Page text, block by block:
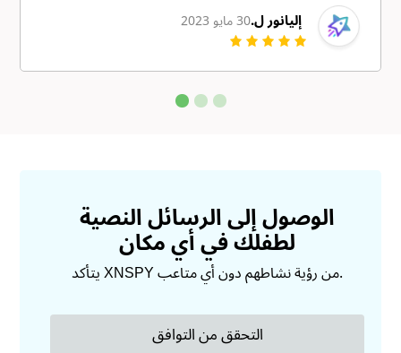
إليانور ل.30 مايو 2023
الوصول إلى الرسائل النصية
لطفلك في أي مكان
يتأكد XNSPY من رؤية نشاطهم دون أي متاعب.
التحقق من التوافق